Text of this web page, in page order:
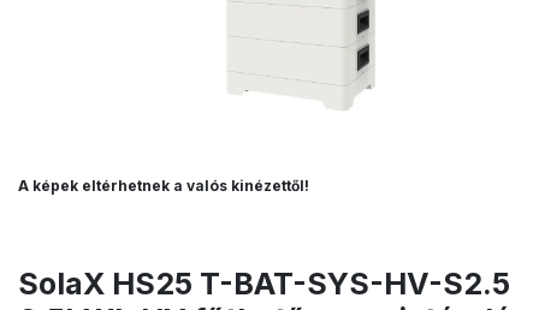
A képek eltérhetnek a valós kinézettől!
SolaX HS25 T-BAT-SYS-HV-S2.5